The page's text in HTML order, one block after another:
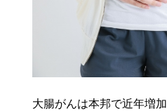
大腸がんは本邦で近年増